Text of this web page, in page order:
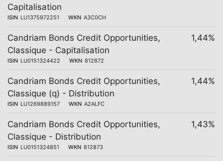
Capitalisation
ISIN LU1375972251 WKN A3C0CH
Candriam Bonds Credit Opportunities,
Classique - Capitalisation
ISIN LU0151324422 WKN 812872
1,44%
Candriam Bonds Credit Opportunities,
Classique (q) - Distribution
ISIN LU1269889157 WKN A2ALFC
1,44%
Candriam Bonds Credit Opportunities,
Classique - Distribution
ISIN LU0151324851 WKN 812873
1,43%